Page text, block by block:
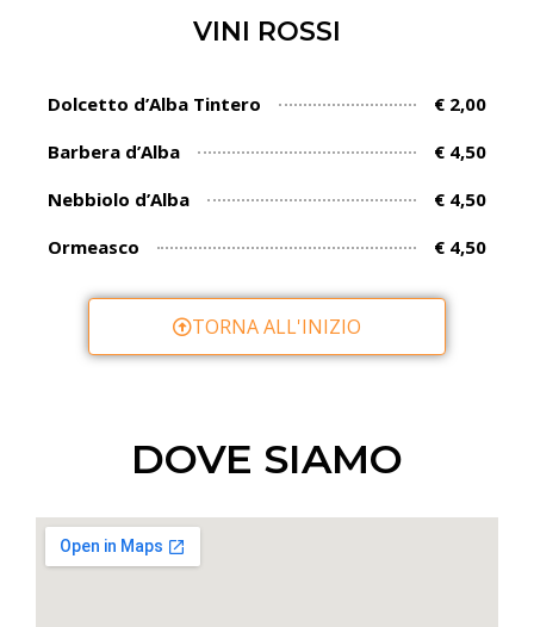
VINI ROSSI
Dolcetto d’Alba Tintero
€ 2,00
Barbera d’Alba
€ 4,50
Nebbiolo d’Alba
€ 4,50
Ormeasco
€ 4,50
TORNA ALL'INIZIO
DOVE SIAMO